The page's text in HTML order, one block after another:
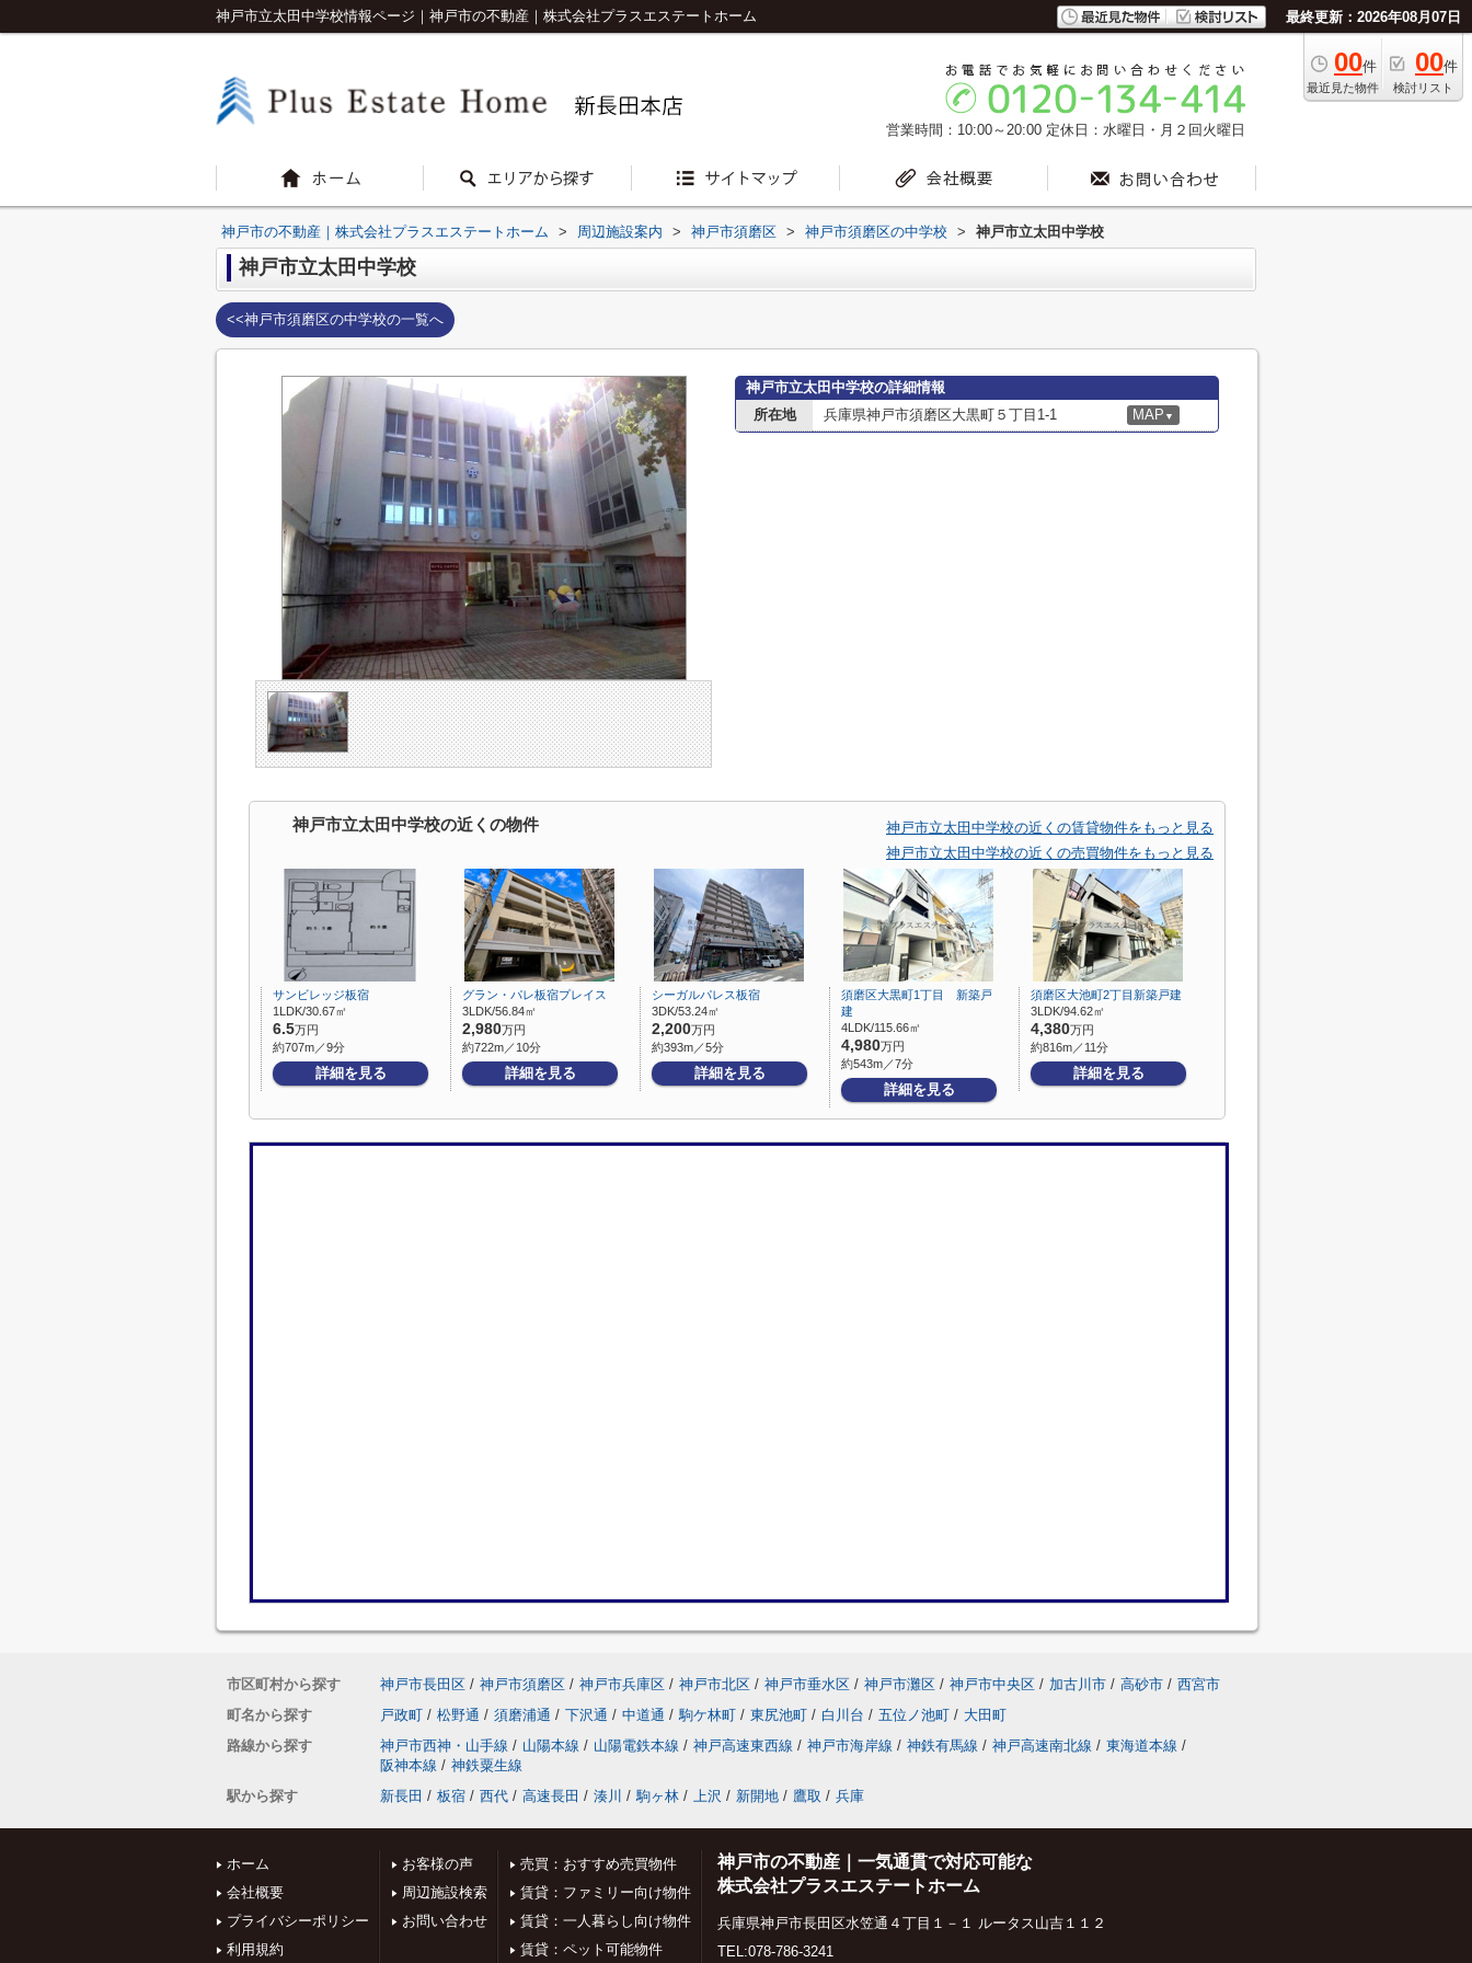
神戸市立太田中学校情報ページ｜神戸市の不動産｜株式会社プラスエステートホーム 最終更新：2026年08月07日
00件
最近見た物件
00件
検討リスト
営業時間：10:00～20:00 定休日：水曜日・月２回火曜日
神戸市の不動産｜株式会社プラスエステートホーム > 周辺施設案内 > 神戸市須磨区 > 神戸市須磨区の中学校 > 神戸市立太田中学校
神戸市立太田中学校
<<神戸市須磨区の中学校の一覧へ
神戸市立太田中学校の詳細情報
所在地
兵庫県神戸市須磨区大黒町５丁目1-1 MAP ▼
神戸市立太田中学校の近くの物件
神戸市立太田中学校の近くの賃貸物件をもっと見る
神戸市立太田中学校の近くの売買物件をもっと見る
サンビレッジ板宿
1LDK/30.67㎡
6.5万円
約707m／9分
詳細を見る
グラン・パレ板宿プレイス
3LDK/56.84㎡
2,980万円
約722m／10分
詳細を見る
シーガルパレス板宿
3DK/53.24㎡
2,200万円
約393m／5分
詳細を見る
須磨区大黒町1丁目 新築戸
建
4LDK/115.66㎡
4,980万円
約543m／7分
詳細を見る
須磨区大池町2丁目新築戸建
3LDK/94.62㎡
4,380万円
約816m／11分
詳細を見る
市区町村から探す 神戸市長田区 / 神戸市須磨区 / 神戸市兵庫区 / 神戸市北区 / 神戸市垂水区 / 神戸市灘区 / 神戸市中央区 / 加古川市 / 高砂市 / 西宮市
町名から探す
戸政町 / 松野通 / 須磨浦通 / 下沢通 / 中道通 / 駒ケ林町 / 東尻池町 / 白川台 / 五位ノ池町 / 大田町
路線から探す
神戸市西神・山手線 / 山陽本線 / 山陽電鉄本線 / 神戸高速東西線 / 神戸市海岸線 / 神鉄有馬線 / 神戸高速南北線 / 東海道本線 /
阪神本線 / 神鉄粟生線
駅から探す
新長田 / 板宿 / 西代 / 高速長田 / 湊川 / 駒ヶ林 / 上沢 / 新開地 / 鷹取 / 兵庫
ホーム
会社概要
プライバシーポリシー
利用規約
お客様の声
周辺施設検索
お問い合わせ
売買：おすすめ売買物件
賃貸：ファミリー向け物件
賃貸：一人暮らし向け物件
賃貸：ペット可能物件
神戸市の不動産｜一気通貫で対応可能な
株式会社プラスエステートホーム
兵庫県神戸市長田区水笠通４丁目１－１ ルータス山吉１１２
TEL:078-786-3241